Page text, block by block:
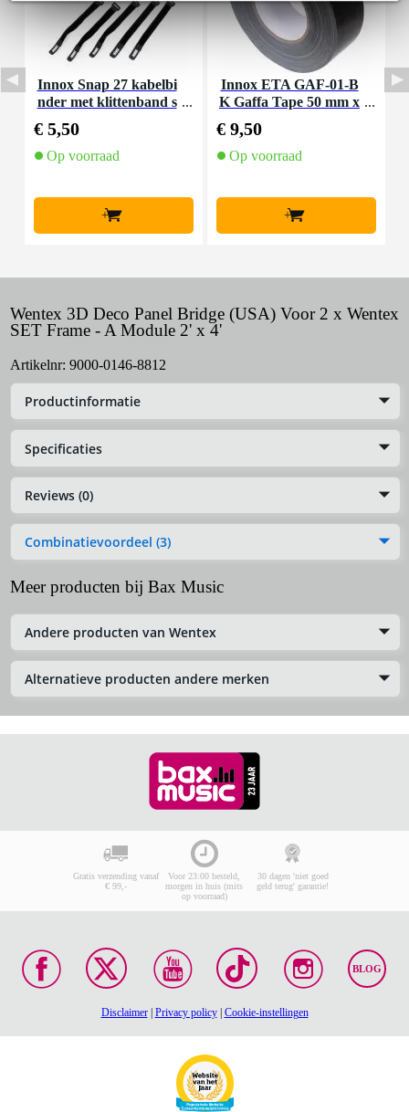
Innox Snap 27 kabelbi
nder met klittenband s
€ 5,50
Op voorraad
+
Innox ETA GAF-01-B
K Gaffa Tape 50 mm x
€ 9,50
Op voorraad
+
Wentex 3D Deco Panel Bridge (USA) Voor 2 x Wentex
SET Frame - A Module 2' x 4'
Artikelnr: 9000-0146-8812
Productinformatie
Specificaties
Reviews (0)
Combinatievoordeel (3)
Meer producten bij Bax Music
Andere producten van Wentex
Alternatieve producten andere merken
Gratis verzending vanaf
€ 99,-
Voor 23:00 besteld,
morgen in huis (mits
op voorraad)
30 dagen 'niet goed
geld terug' garantie!
BLOG
Disclaimer| Privacy policy| Cookie-instellingen